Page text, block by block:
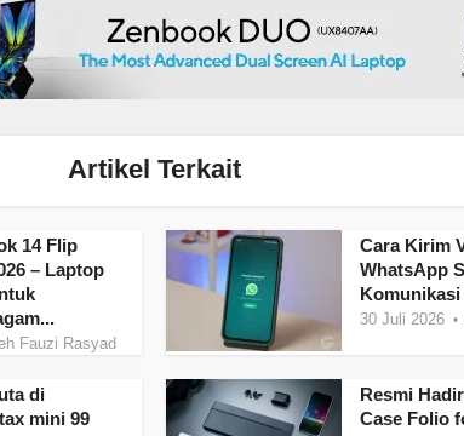
Artikel Terkait
14 Flip
– Laptop
Fauzi Rasyad
Cara Kirim
WhatsApp
30 Juli 2026
di
mini 99
Resmi
Case Folio